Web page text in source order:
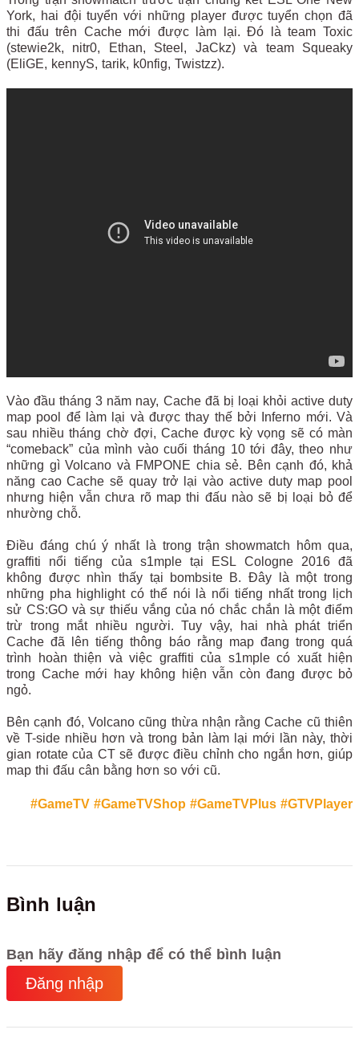
York, hai đội tuyển với những player được tuyển chọn đã
thi đấu trên Cache mới được làm lại. Đó là team Toxic
(stewie2k, nitr0, Ethan, Steel, JaCkz) và team Squeaky
(EliGE, kennyS, tarik, k0nfig, Twistzz).
Vào đầu tháng 3 năm nay, Cache đã bị loại khỏi active duty
map pool để làm lại và được thay thế bởi Inferno mới. Và
sau nhiều tháng chờ đợi, Cache được kỳ vọng sẽ có màn
“comeback” của mình vào cuối tháng 10 tới đây, theo như
những gì Volcano và FMPONE chia sẻ. Bên cạnh đó, khả
năng cao Cache sẽ quay trở lại vào active duty map pool
nhưng hiện vẫn chưa rõ map thi đấu nào sẽ bị loại bỏ để
nhường chỗ.
Điều đáng chú ý nhất là trong trận showmatch hôm qua,
graffiti nổi tiếng của s1mple tại ESL Cologne 2016 đã
không được nhìn thấy tại bombsite B. Đây là một trong
những pha highlight có thể nói là nổi tiếng nhất trong lịch
sử CS:GO và sự thiếu vắng của nó chắc chắn là một điểm
trừ trong mắt nhiều người. Tuy vậy, hai nhà phát triển
Cache đã lên tiếng thông báo rằng map đang trong quá
trình hoàn thiện và việc graffiti của s1mple có xuất hiện
trong Cache mới hay không hiện vẫn còn đang được bỏ
ngỏ.
Bên cạnh đó, Volcano cũng thừa nhận rằng Cache cũ thiên
về T-side nhiều hơn và trong bản làm lại mới lần này, thời
gian rotate của CT sẽ được điều chỉnh cho ngắn hơn, giúp
map thi đấu cân bằng hơn so với cũ.
#GameTV #GameTVShop #GameTVPlus #GTVPlayer
Bình luận
Bạn hãy đăng nhập để có thể bình luận
Đăng nhập